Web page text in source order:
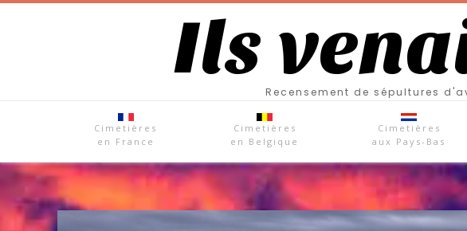
Ils
Recensement de sépultures
Cimetières
en France
Cimetières
en Belgique
Cimetières
aux Pays-Bas